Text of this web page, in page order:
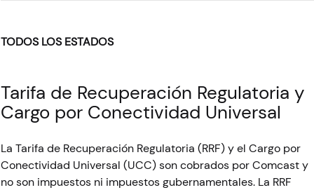
TODOS LOS ESTADOS
Tarifa de Recuperación Regulatoria y
Cargo por Conectividad Universal
La Tarifa de Recuperación Regulatoria (RRF) y el Cargo por
Conectividad Universal (UCC) son cobrados por Comcast y
no son impuestos ni impuestos gubernamentales. La RRF